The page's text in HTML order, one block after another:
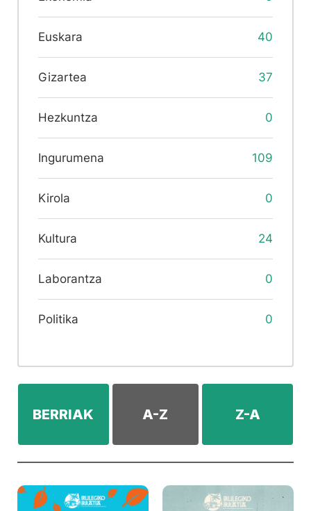
Euskara 40
Gizartea 37
Hezkuntza 0
Ingurumena 109
Kirola 0
Kultura 24
Laborantza 0
Politika 0
BERRIAK A-Z Z-A